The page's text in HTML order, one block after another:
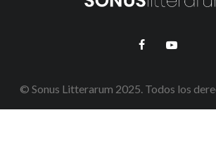
© Sonus Litterarum 2025. Todos los